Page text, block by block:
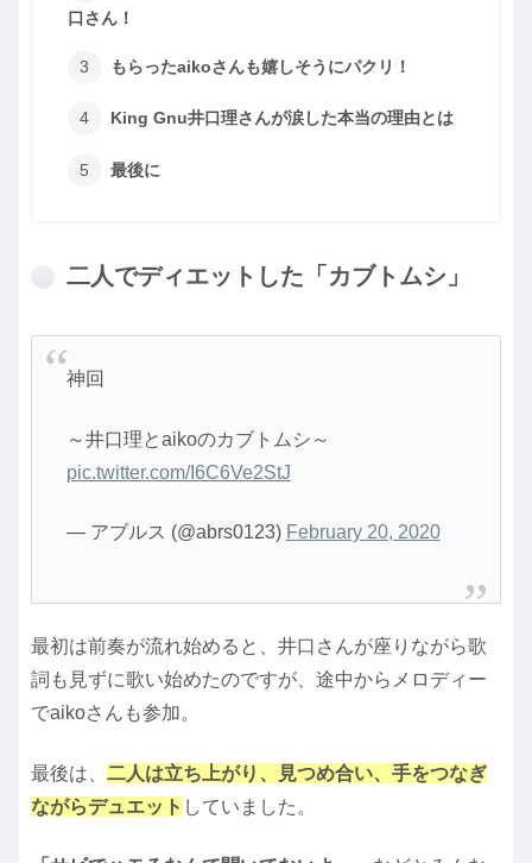
口さん！
もらったaikoさんも嬉しそうにパクリ！
King Gnu井口理さんが涙した本当の理由とは
最後に
二人でディエットした「カブトムシ」
神回
～井口理とaikoのカブトムシ～
pic.twitter.com/I6C6Ve2StJ
— アブルス (@abrs0123) February 20, 2020
最初は前奏が流れ始めると、井口さんが座りながら歌
詞も見ずに歌い始めたのですが、途中からメロディー
でaikoさんも参加。
最後は、 二人は立ち上がり、見つめ合い、手をつなぎ
ながらデュエット していました。